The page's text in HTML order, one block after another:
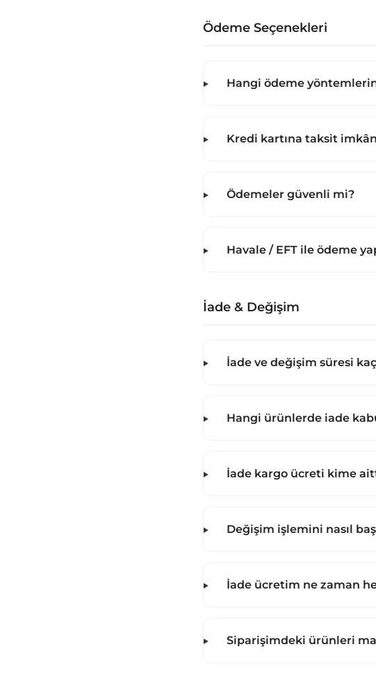
Ödeme Seçenekleri
Hangi ödeme
Kredi kartına taksit
Ödemeler güvenli mi?
Havale / EFT ile ödeme
İade & Değişim
İade ve değişim süresi
Hangi ürünlerde iade
İade kargo ücreti kime
Değişim işlemini nasıl
İade ücretim ne zaman
Siparişimdeki ürünleri